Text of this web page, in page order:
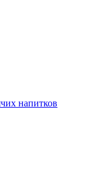
напитков